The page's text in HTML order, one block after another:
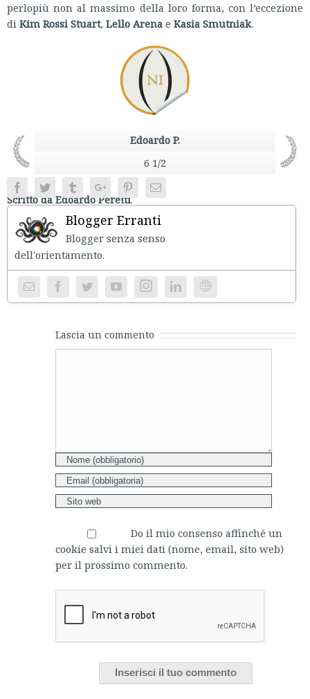
perlopiù non al massimo della loro forma, con l’eccezione
di Kim Rossi Stuart, Lello Arena e Kasia Smutniak.
Edoardo P.
6 1/2
Scritto da Edoardo Peretti.
FacebookTwitter TumblrGoogle+PinterestEmail
Blogger Erranti
Blogger senza senso
Instagram Website
Lascia un commento
Do il mio consenso affinché un
cookie salvi i miei dati (nome, email, sito web)
per il prossimo commento.